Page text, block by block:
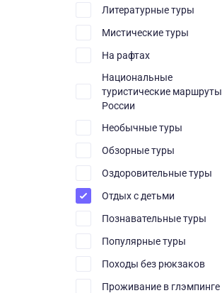
Литературные туры
Мистические туры
На рафтах
Национальные
туристические маршруты
России
Необычные туры
Обзорные туры
Оздоровительные туры
Отдых с детьми
Познавательные туры
Популярные туры
Походы без рюкзаков
Проживание в глэмпинге